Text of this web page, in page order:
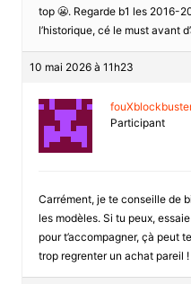
top 😬. Regarde b1 les 2016-
l’historique, cé le must avant
10 mai 2026 à 11h23
Participant
Carrément, je te conseille de
les modèles. Si tu peux,
pour t’accompagner, çà peut
trop regrenter un achat pareil !